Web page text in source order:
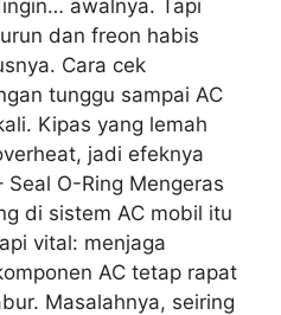
awalnya. Tapi
dan freon habis
Cara cek
tunggu sampai AC
Kipas yang lemah
jadi efeknya
O-Ring Mengeras
di sistem AC mobil itu
vital: menjaga
AC tetap rapat
Masalahnya, seiring